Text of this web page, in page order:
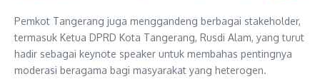
Pemkot Tangerang juga menggandeng berbagai stakeholder,
termasuk Ketua DPRD Kota Tangerang, Rusdi Alam, yang turut
hadir sebagai keynote speaker untuk membahas pentingnya
moderasi beragama bagi masyarakat yang heterogen.